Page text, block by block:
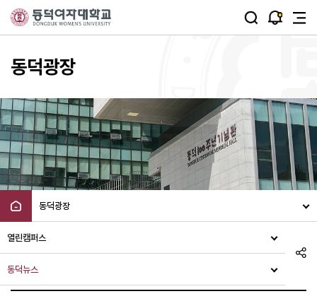
주메뉴 바로가기
본문 바로가기
동덕광장
동덕광장
열린캠퍼스
동덕뉴스
동덕뉴스